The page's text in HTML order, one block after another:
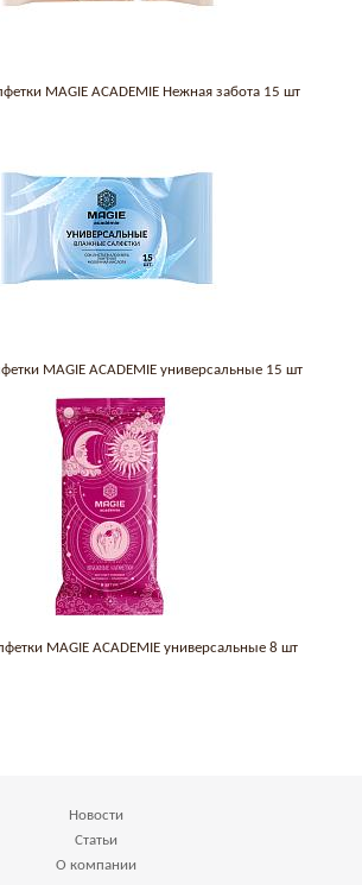
MAGIE ACADEMIE Нежная забота 15 шт
MAGIE ACADEMIE универсальные 15 шт
MAGIE ACADEMIE универсальные 8 шт
Новости
Статьи
О компании